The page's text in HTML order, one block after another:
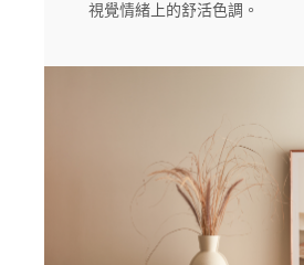
視覺情緒上的舒活色調。